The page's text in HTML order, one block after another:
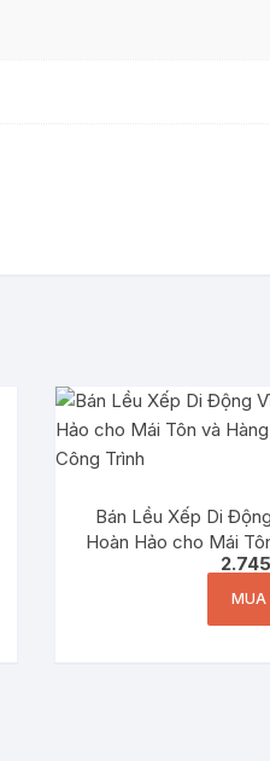
Bán Lều Xếp Di
Hoàn Hảo cho Mái
B40 Bảo
MUA